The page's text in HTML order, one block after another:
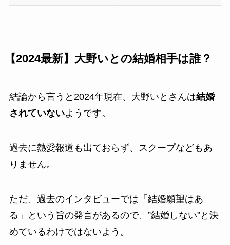
【2024最新】大野いとの結婚相手は誰？
結論から言うと2024年現在、大野いとさんは結婚
されていないようです。
過去に熱愛報道も出ておらず、スクープなどもあ
りません。
ただ、過去のインタビューでは「結婚願望はあ
る」という旨の発言があるので、”結婚しない”と決
めているわけではないよう。